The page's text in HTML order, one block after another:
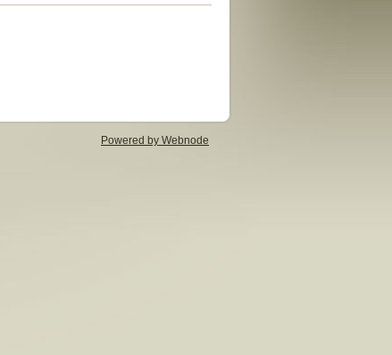
Powered by Webnode